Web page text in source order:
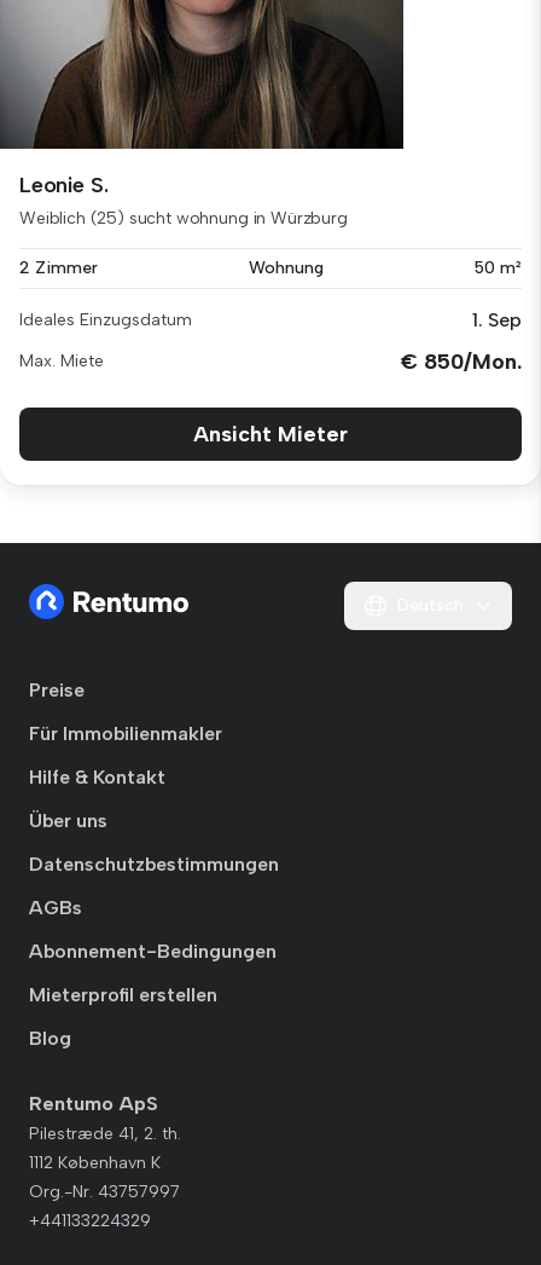
Leonie S.
Weiblich (25) sucht wohnung in Würzburg
2 Zimmer Wohnung 50 m²
Ideales Einzugsdatum 1. Sep
Max. Miete € 850/Mon.
Ansicht Mieter
Preise
Für Immobilienmakler
Hilfe & Kontakt
Über uns
Datenschutzbestimmungen
AGBs
Abonnement-Bedingungen
Mieterprofil erstellen
Blog
Rentumo ApS
Pilestræde 41, 2. th.
1112 København K
Org.-Nr. 43757997
+441133224329